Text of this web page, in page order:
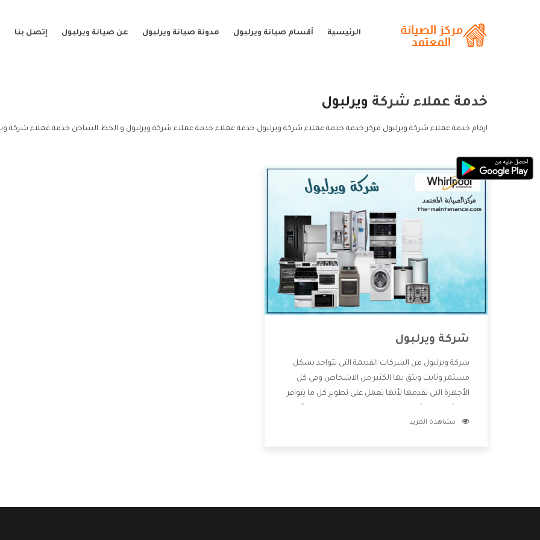
الرئيسية أقسام صيانة ويرلبول مدونة صيانة ويرلبول عن صيانة ويرلبول إتصل بنا
خدمة عملاء شركة ويرلبول
ارقام خدمة عملاء شركة ويرلبول مركز خدمة خدمة عملاء شركة ويرلبول خدمة عملاء خدمة عملاء شركة ويرلبول و الخط الساخن خدمة عملاء شركة
شركة ويرلبول
شركة ويرلبول من الشركات القديمة التى تتواجد بشكل
مستمر وثابت ويثق بها الكثير من الاشخاص وفى كل
الأجهزة التى تقدمها لأنها تعمل على تطوير كل ما يتوافر
خدمات ما بعد البيع مع المنتجات وتقدم للعملاء أقوى
مشاهدة المزيد